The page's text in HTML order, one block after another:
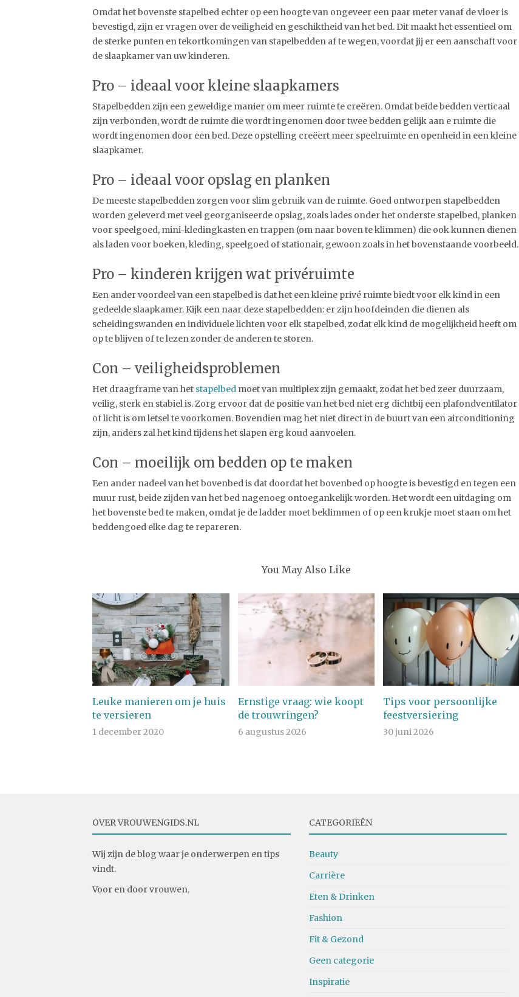
Omdat het bovenste stapelbed echter op een hoogte van ongeveer een paar meter vanaf de vloer is
bevestigd, zijn er vragen over de veiligheid en geschiktheid van het bed. Dit maakt het essentieel om
de sterke punten en tekortkomingen van stapelbedden af te wegen, voordat jij er een aanschaft voor
de slaapkamer van uw kinderen.
Pro – ideaal voor kleine slaapkamers
Stapelbedden zijn een geweldige manier om meer ruimte te creëren. Omdat beide bedden verticaal
zijn verbonden, wordt de ruimte die wordt ingenomen door twee bedden gelijk aan e ruimte die
wordt ingenomen door een bed. Deze opstelling creëert meer speelruimte en openheid in een kleine
slaapkamer.
Pro – ideaal voor opslag en planken
De meeste stapelbedden zorgen voor slim gebruik van de ruimte. Goed ontworpen stapelbedden
worden geleverd met veel georganiseerde opslag, zoals lades onder het onderste stapelbed, planken
voor speelgoed, mini-kledingkasten en trappen (om naar boven te klimmen) die ook kunnen dienen
als laden voor boeken, kleding, speelgoed of stationair, gewoon zoals in het bovenstaande voorbeeld.
Pro – kinderen krijgen wat privéruimte
Een ander voordeel van een stapelbed is dat het een kleine privé ruimte biedt voor elk kind in een
gedeelde slaapkamer. Kijk een naar deze stapelbedden: er zijn hoofdeinden die dienen als
scheidingswanden en individuele lichten voor elk stapelbed, zodat elk kind de mogelijkheid heeft om
op te blijven of te lezen zonder de anderen te storen.
Con – veiligheidsproblemen
Het draagframe van het stapelbed moet van multiplex zijn gemaakt, zodat het bed zeer duurzaam,
veilig, sterk en stabiel is. Zorg ervoor dat de positie van het bed niet erg dichtbij een plafondventilator
of licht is om letsel te voorkomen. Bovendien mag het niet direct in de buurt van een airconditioning
zijn, anders zal het kind tijdens het slapen erg koud aanvoelen.
Con – moeilijk om bedden op te maken
Een ander nadeel van het bovenbed is dat doordat het bovenbed op hoogte is bevestigd en tegen een
muur rust, beide zijden van het bed nagenoeg ontoegankelijk worden. Het wordt een uitdaging om
het bovenste bed te maken, omdat je de ladder moet beklimmen of op een krukje moet staan om het
beddengoed elke dag te repareren.
You May Also Like
Leuke manieren om je huis
te versieren
1 december 2020
Ernstige vraag: wie koopt
de trouwringen?
6 augustus 2026
Tips voor persoonlijke
feestversiering
30 juni 2026
OVER VROUWENGIDS.NL
Wij zijn de blog waar je onderwerpen en tips
vindt.
Voor en door vrouwen.
CATEGORIEËN
Beauty
Carrière
Eten & Drinken
Fashion
Fit & Gezond
Geen categorie
Inspiratie